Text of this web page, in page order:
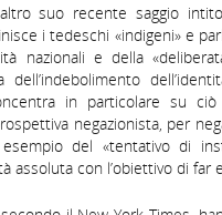
suo recente saggio
i tedeschi «indigeni» e
nazionali e della
in particolare su
negazionista, per
del «tentativo di
assoluta con l’obiettivo di far